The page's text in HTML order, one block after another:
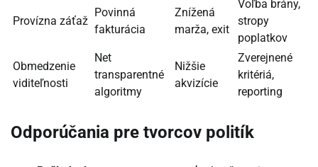
Provízna záťaž
Povinná
fakturácia
Znížená
marža, exit
Voľba brány,
stropy
poplatkov
Obmedzenie
viditeľnosti
Net
transparentné
algoritmy
Nižšie
akvizície
Zverejnené
kritériá,
reporting
Odporúčania pre tvorcov politík